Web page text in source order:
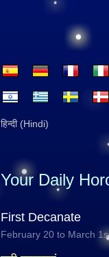
हिन्दी (Hindi)
Your Daily
First Decanate
February 20 to March